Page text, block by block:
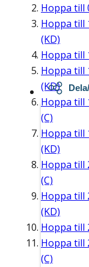
Hoppa till
Hoppa till
(KD)
Hoppa till
Hoppa till
(KD)
Hoppa till
(C)
Hoppa till
(KD)
Hoppa till
(C)
Hoppa till
(KD)
Hoppa till
Hoppa till
(C)